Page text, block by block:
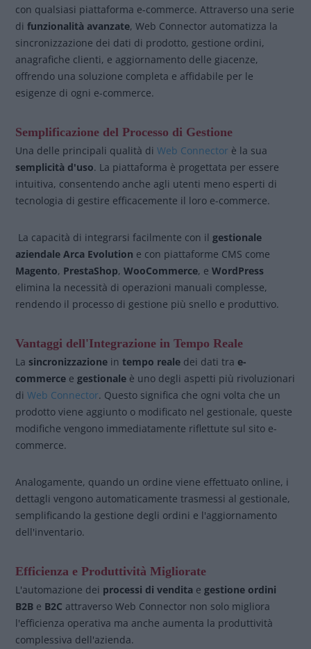
con qualsiasi piattaforma e-commerce. Attraverso una serie
difunzionalità avanzate, Web Connector automatizza la
sincronizzazione dei dati di prodotto, gestione ordini,
anagrafiche clienti, e aggiornamento delle giacenze,
offrendo una soluzione completa e affidabile per le
esigenze di ogni e-commerce.
Semplificazione del Processo di Gestione
Una delle principali qualità diWeb Connector è la sua
semplicità d'uso. La piattaforma è progettata per essere
intuitiva, consentendo anche agli utenti meno esperti di
tecnologia di gestire efficacemente il loro e-commerce.
La capacità di integrarsi facilmente con il gestionale
aziendale Arca Evolution e con piattaforme CMS come
Magento, PrestaShop,WooCommerce, eWordPress
elimina la necessità di operazioni manuali complesse,
rendendo il processo di gestione più snello e produttivo.
Vantaggi dell'Integrazione in Tempo Reale
La sincronizzazione in tempo reale dei dati tra e-
commerce e gestionale è uno degli aspetti più rivoluzionari
diWeb Connector. Questo significa che ogni volta che un
prodotto viene aggiunto o modificato nel gestionale, queste
modifiche vengono immediatamente riflettute sul sito e-
commerce.
Analogamente, quando un ordine viene effettuato online, i
dettagli vengono automaticamente trasmessi al gestionale,
semplificando la gestione degli ordini e l'aggiornamento
dell'inventario.
Efficienza e Produttività Migliorate
L'automazione dei processi di vendita e gestione ordini
B2B e B2C attraverso Web Connector non solo migliora
l'efficienza operativa ma anche aumenta la produttività
complessiva dell'azienda.